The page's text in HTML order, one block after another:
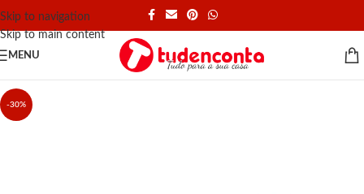
Skip to navigation
Skip to main content
MENU
-30%